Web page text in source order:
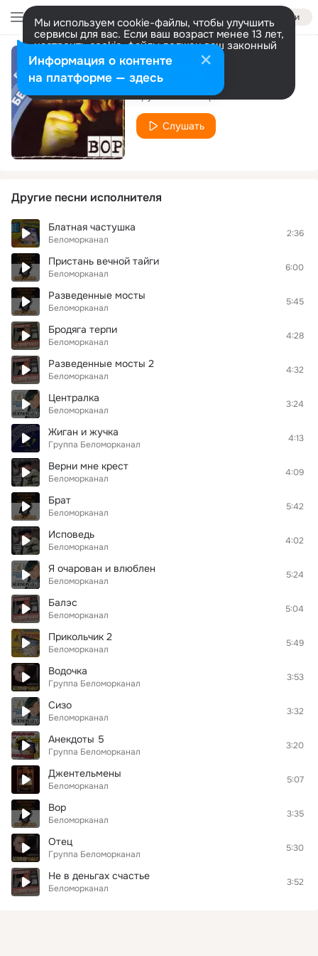
Войти
Мы используем cookie-файлы, чтобы улучшить
сервисы для вас. Если ваш возраст менее 13 лет,
настроить cookie-файлы должен ваш законный
представитель. Больше информации
Разрешить все Настроить
Сынок
Группа Беломорканал
Слушать
Другие песни исполнителя
Блатная частушка
Беломорканал
2:36
Пристань вечной тайги
Беломорканал
6:00
Разведенные мосты
Беломорканал
5:45
Бродяга терпи
Беломорканал
4:28
Разведенные мосты 2
Беломорканал
4:32
Централка
Беломорканал
3:24
Жиган и жучка
Группа Беломорканал
4:13
Верни мне крест
Беломорканал
4:09
Брат
Беломорканал
5:42
Исповедь
Беломорканал
4:02
Я очарован и влюблен
Беломорканал
5:24
Балэс
Беломорканал
5:04
Прикольчик 2
Беломорканал
5:49
Водочка
Группа Беломорканал
3:53
Сизо
Беломорканал
3:32
Анекдоты 5
Группа Беломорканал
3:20
Джентельмены
Беломорканал
5:07
Вор
Беломорканал
3:35
Отец
Группа Беломорканал
5:30
Не в деньгах счастье
Беломорканал
3:52
Информация о контенте
на платформе — здесь